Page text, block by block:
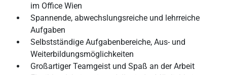
im Office Wien
Spannende, abwechslungsreiche und lehrreiche
Aufgaben
Selbstständige Aufgabenbereiche, Aus- und
Weiterbildungsmöglichkeiten
Großartiger Teamgeist und Spaß an der Arbeit